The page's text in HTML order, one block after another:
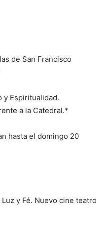
de San Francisco
Espiritualidad.
a la Catedral.*
hasta el domingo 20
y Fé. Nuevo cine teatro